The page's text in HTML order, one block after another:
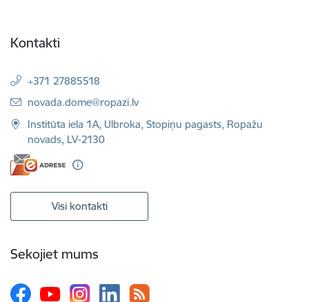
Kontakti
+371 27885518
E-pasts:
novada.dome@ropazi.lv
Institūta iela 1A, Ulbroka, Stopiņu pagasts, Ropažu
novads, LV-2130
Visi kontakti
Sekojiet mums